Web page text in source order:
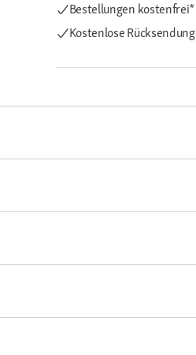
Bestellungen kostenfrei*
Kostenlose Rücksendung